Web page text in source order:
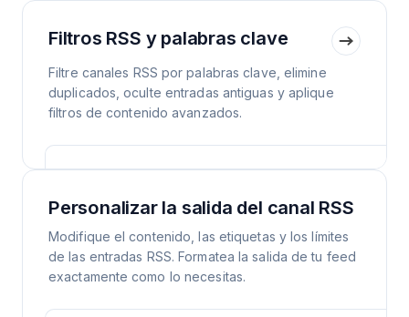
Filtros RSS y palabras clave
Filtre canales RSS por palabras clave, elimine
duplicados, oculte entradas antiguas y aplique
filtros de contenido avanzados.
Personalizar la salida del canal RSS
Modifique el contenido, las etiquetas y los límites
de las entradas RSS. Formatea la salida de tu feed
exactamente como lo necesitas.